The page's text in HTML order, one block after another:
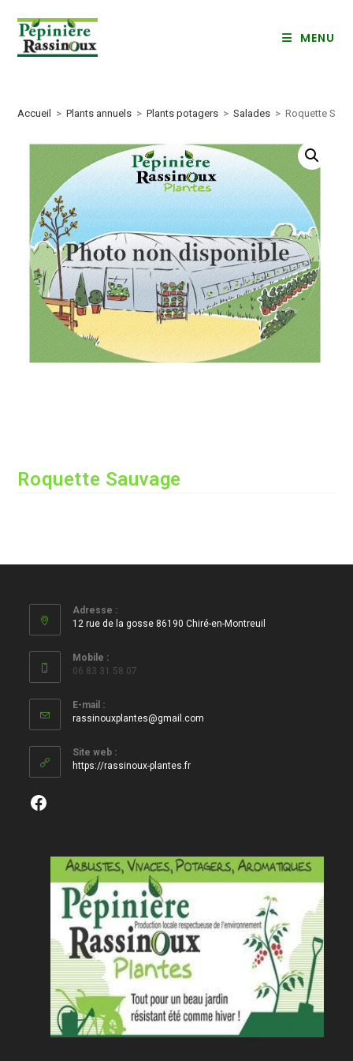
content
MENU
Accueil > Plants annuels > Plants potagers > Salades > Roquette
Roquette Sauvage
Adresse :
12 rue de la gosse 86190 Chiré-en-Montreuil
Mobile :
06 83 31 58 07
E-mail :
rassinouxplantes@gmail.com
Site web :
https://rassinoux-plantes.fr
Facebook